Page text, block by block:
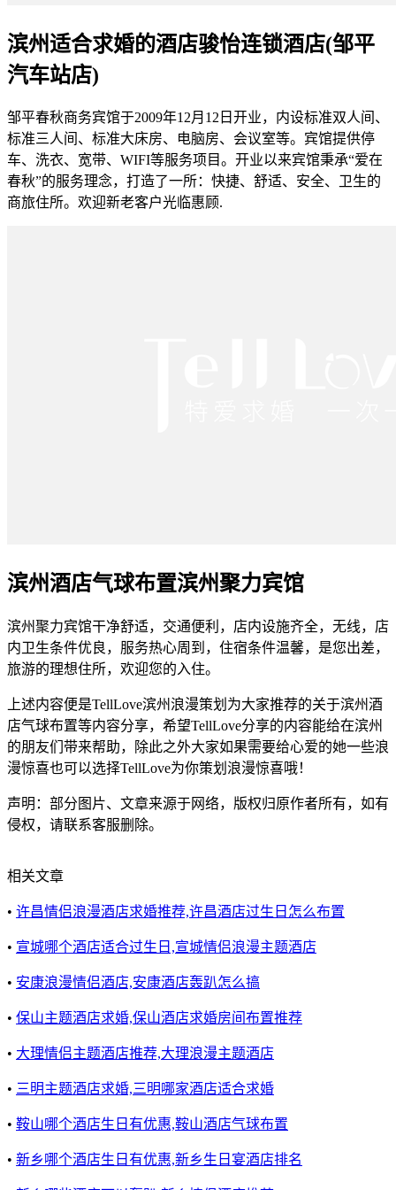
滨州适合求婚的酒店骏怡连锁酒店(邹平
汽车站店)
邹平春秋商务宾馆于2009年12月12日开业，内设标准双人间、
标准三人间、标准大床房、电脑房、会议室等。宾馆提供停
车、洗衣、宽带、WIFI等服务项目。开业以来宾馆秉承“爱在
春秋”的服务理念，打造了一所：快捷、舒适、安全、卫生的
商旅住所。欢迎新老客户光临惠顾.
滨州酒店气球布置滨州聚力宾馆
滨州聚力宾馆干净舒适，交通便利，店内设施齐全，无线，店
内卫生条件优良，服务热心周到，住宿条件温馨，是您出差，
旅游的理想住所，欢迎您的入住。
上述内容便是TellLove滨州浪漫策划为大家推荐的关于滨州酒
店气球布置等内容分享，希望TellLove分享的内容能给在滨州
的朋友们带来帮助，除此之外大家如果需要给心爱的她一些浪
漫惊喜也可以选择TellLove为你策划浪漫惊喜哦！
声明：部分图片、文章来源于网络，版权归原作者所有，如有
侵权，请联系客服删除。
相关文章
• 许昌情侣浪漫酒店求婚推荐,许昌酒店过生日怎么布置
• 宣城哪个酒店适合过生日,宣城情侣浪漫主题酒店
• 安康浪漫情侣酒店,安康酒店轰趴怎么搞
• 保山主题酒店求婚,保山酒店求婚房间布置推荐
• 大理情侣主题酒店推荐,大理浪漫主题酒店
• 三明主题酒店求婚,三明哪家酒店适合求婚
• 鞍山哪个酒店生日有优惠,鞍山酒店气球布置
• 新乡哪个酒店生日有优惠,新乡生日宴酒店排名